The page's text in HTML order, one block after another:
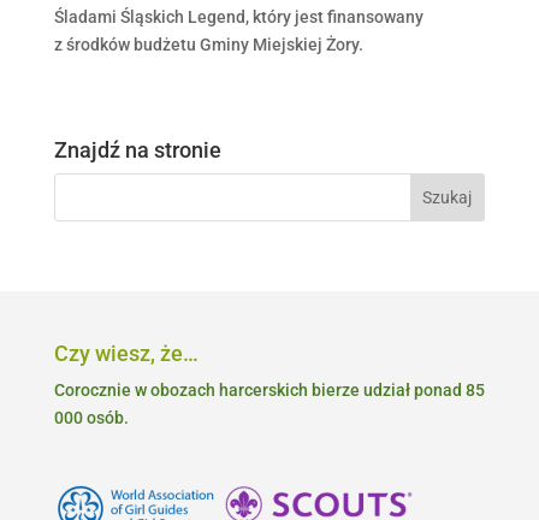
Śladami Śląskich Legend, który jest finansowany
z środków budżetu Gminy Miejskiej Żory.
Znajdź na stronie
Czy wiesz, że…
Corocznie w obozach harcerskich bierze udział ponad 85
000 osób.